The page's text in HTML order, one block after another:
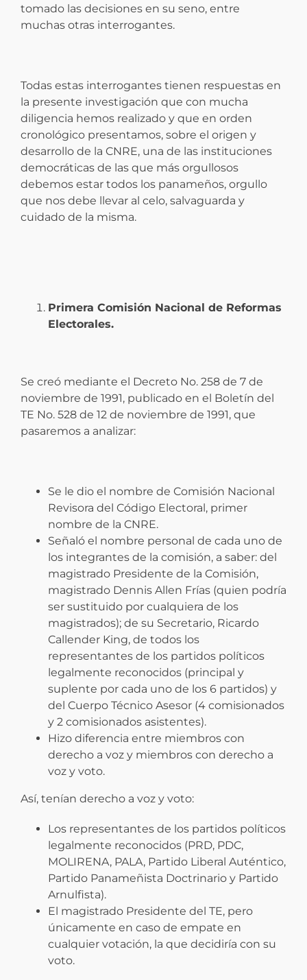
tomado las decisiones en su seno, entre
muchas otras interrogantes.
Todas estas interrogantes tienen respuestas en
la presente investigación que con mucha
diligencia hemos realizado y que en orden
cronológico presentamos, sobre el origen y
desarrollo de la CNRE, una de las instituciones
democráticas de las que más orgullosos
debemos estar todos los panameños, orgullo
que nos debe llevar al celo, salvaguarda y
cuidado de la misma.
Primera Comisión Nacional de Reformas
Electorales.
Se creó mediante el Decreto No. 258 de 7 de
noviembre de 1991, publicado en el Boletín del
TE No. 528 de 12 de noviembre de 1991, que
pasaremos a analizar:
Se le dio el nombre de Comisión Nacional
Revisora del Código Electoral, primer
nombre de la CNRE.
Señaló el nombre personal de cada uno de
los integrantes de la comisión, a saber: del
magistrado Presidente de la Comisión,
magistrado Dennis Allen Frías (quien podría
ser sustituido por cualquiera de los
magistrados); de su Secretario, Ricardo
Callender King, de todos los
representantes de los partidos políticos
legalmente reconocidos (principal y
suplente por cada uno de los 6 partidos) y
del Cuerpo Técnico Asesor (4 comisionados
y 2 comisionados asistentes).
Hizo diferencia entre miembros con
derecho a voz y miembros con derecho a
voz y voto.
Así, tenían derecho a voz y voto:
Los representantes de los partidos políticos
legalmente reconocidos (PRD, PDC,
MOLIRENA, PALA, Partido Liberal Auténtico,
Partido Panameñista Doctrinario y Partido
Arnulfista).
El magistrado Presidente del TE, pero
únicamente en caso de empate en
cualquier votación, la que decidiría con su
voto.